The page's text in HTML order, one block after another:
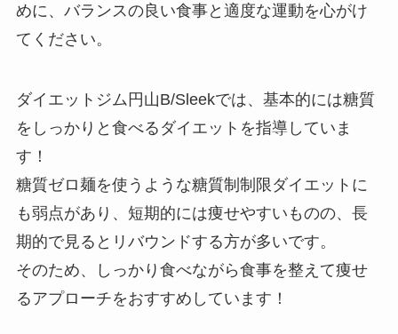
めに、バランスの良い食事と適度な運動を心がけ
てください。
ダイエットジム円山B/Sleekでは、基本的には糖質
をしっかりと食べるダイエットを指導していま
す！
糖質ゼロ麺を使うような糖質制制限ダイエットに
も弱点があり、短期的には痩せやすいものの、長
期的で見るとリバウンドする方が多いです。
そのため、しっかり食べながら食事を整えて痩せ
るアプローチをおすすめしています！